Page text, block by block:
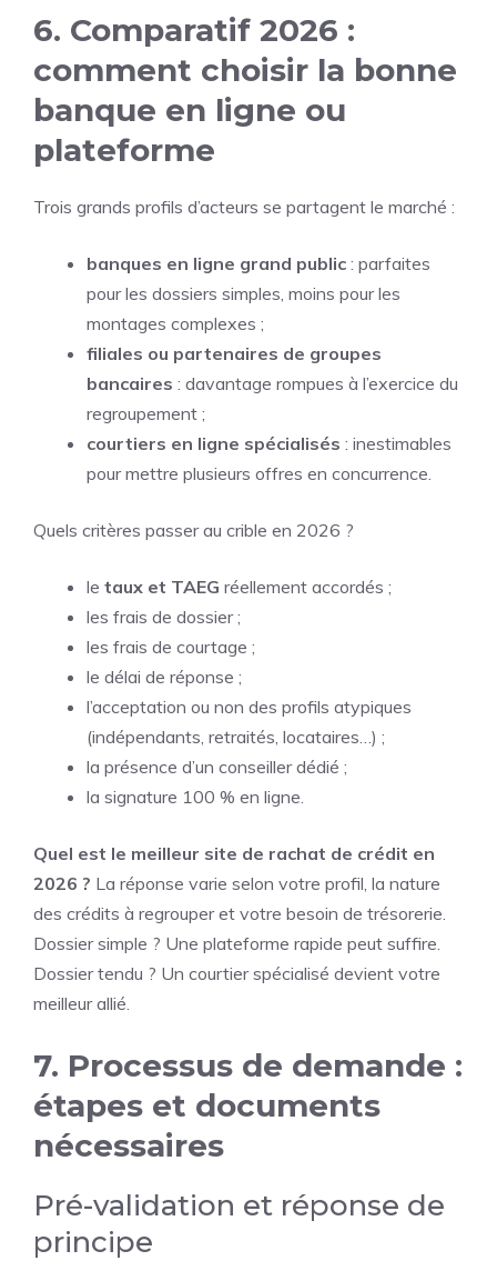
6. Comparatif 2026 :
comment choisir la bonne
banque en ligne ou
plateforme
Trois grands profils d’acteurs se partagent le marché :
banques en ligne grand public : parfaites
pour les dossiers simples, moins pour les
montages complexes ;
filiales ou partenaires de groupes
bancaires : davantage rompues à l’exercice du
regroupement ;
courtiers en ligne spécialisés : inestimables
pour mettre plusieurs offres en concurrence.
Quels critères passer au crible en 2026 ?
le taux et TAEG réellement accordés ;
les frais de dossier ;
les frais de courtage ;
le délai de réponse ;
l’acceptation ou non des profils atypiques
(indépendants, retraités, locataires…) ;
la présence d’un conseiller dédié ;
la signature 100 % en ligne.
Quel est le meilleur site de rachat de crédit en
2026 ? La réponse varie selon votre profil, la nature
des crédits à regrouper et votre besoin de trésorerie.
Dossier simple ? Une plateforme rapide peut suffire.
Dossier tendu ? Un courtier spécialisé devient votre
meilleur allié.
7. Processus de demande :
étapes et documents
nécessaires
Pré-validation et réponse de
principe